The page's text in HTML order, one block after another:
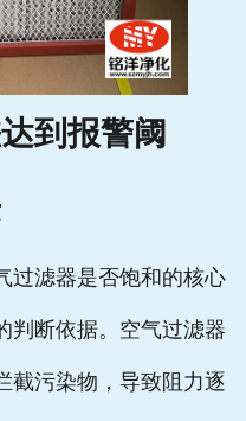
到报警阈
过滤器是否饱和的核心
判断依据。空气过滤器
截污染物，导致阻力逐